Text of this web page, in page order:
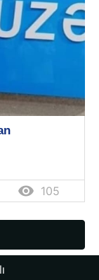
 105